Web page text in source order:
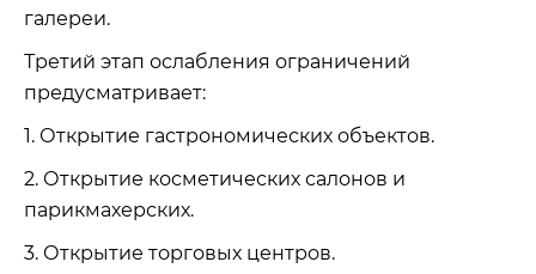
галереи.
Третий этап ослабления ограничений
предусматривает:
1. Открытие гастрономических объектов.
2. Открытие косметических салонов и
парикмахерских.
3. Открытие торговых центров.